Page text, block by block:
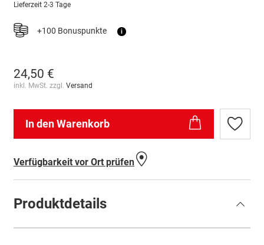
Lieferzeit 2-3 Tage
+100 Bonuspunkte i
24,50 €
inkl. MwSt. zzgl. Versand
In den Warenkorb
Zur
Verfügbarkeit vor Ort prüfen
Produktdetails